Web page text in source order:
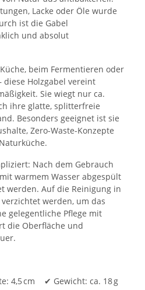
Lacke oder Öle wurde
ist die Gabel
und absolut
beim Fermentieren oder
diese Holzgabel vereint
Sie wiegt nur ca.
ihre glatte, splitterfreie
Besonders geeignet ist sie
Zero-Waste-Konzepte
Nach dem Gebrauch
warmem Wasser abgespült
werden. Auf die Reinigung in
werden, um das
gelegentliche Pflege mit
die Oberfläche und
4,5 cm ✔ Gewicht: ca. 18 g